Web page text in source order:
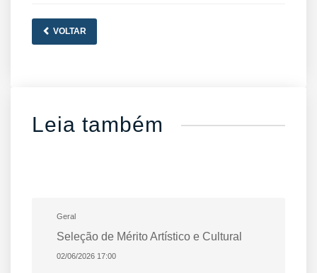
VOLTAR
Leia também
Geral
Seleção de Mérito Artístico e Cultural
02/06/2026 17:00